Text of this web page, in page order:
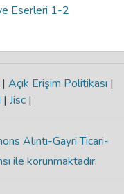
Eserleri 1-2
| Açık Erişim Politikası |
| Jisc |
Alıntı-Gayri Ticari-
ile korunmaktadır.